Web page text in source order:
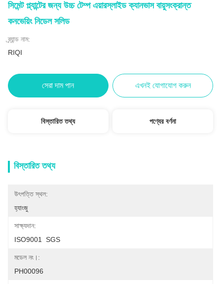
সিমেন্ট প্ল্যান্টের জন্য উচ্চ টেম্প এয়ারস্লাইড ক্যানভাস বায়ুসংক্রান্ত
কনভেয়িং নিডেল সলিড
ব্র্যান্ড নাম:
RIQI
সেরা দাম পান এখনই যোগাযোগ করুন
বিস্তারিত তথ্য পণ্যের বর্ণনা
বিস্তারিত তথ্য
উৎপত্তি স্থল:
হ্যাংজু
সাক্ষ্যদান:
ISO9001  SGS
মডেল নং।:
PH00096